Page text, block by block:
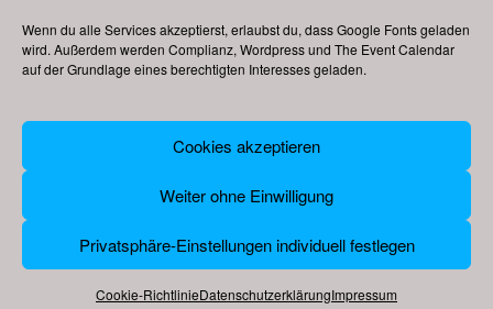
Wenn du alle Services akzeptierst, erlaubst du, dass Google Fonts geladen
wird. Außerdem werden Complianz, Wordpress und The Event Calendar
auf der Grundlage eines berechtigten Interesses geladen.
Cookies akzeptieren
Weiter ohne Einwilligung
Privatsphäre-Einstellungen individuell festlegen
Cookie-RichtlinieDatenschutzerklärungImpressum
© 2009 – 2026deutsche-volksfeste.de,
Datenschutzerklärung|Cookie-Richtlinie (EU)